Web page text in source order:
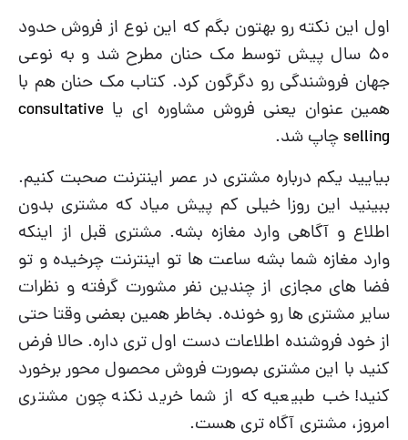
اول این نکته رو بهتون بگم که این نوع از فروش حدود
۵۰ سال پیش توسط مک حنان مطرح شد و به نوعی
جهان فروشندگی رو دگرگون کرد. کتاب مک حنان هم با
همین عنوان یعنی فروش مشاوره ای یا consultative
sellingچاپ شد.
بیایید یکم درباره مشتری در عصر اینترنت صحبت کنیم.
ببینید این روزا خیلی کم پیش میاد که مشتری بدون
اطلاع و آگاهی وارد مغازه بشه. مشتری قبل از اینکه
وارد مغازه شما بشه ساعت ها تو اینترنت چرخیده و تو
فضا های مجازی از چندین نفر مشورت گرفته و نظرات
سایر مشتری ها رو خونده. بخاطر همین بعضی وقتا حتی
از خود فروشنده اطلاعات دست اول تری داره. حالا فرض
کنید با این مشتری بصورت فروش محصول محور برخورد
کنید! خب طبیعیه که از شما خرید نکنه چون مشتری
امروز، مشتری آگاه تری هست.